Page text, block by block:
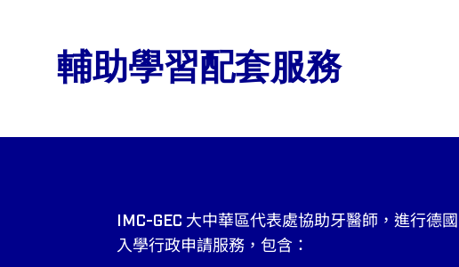
輔助學習配套服務
​​IMC-GEC 大中華區代表處協助牙醫師，進行德
入學行政申請服務，包含：